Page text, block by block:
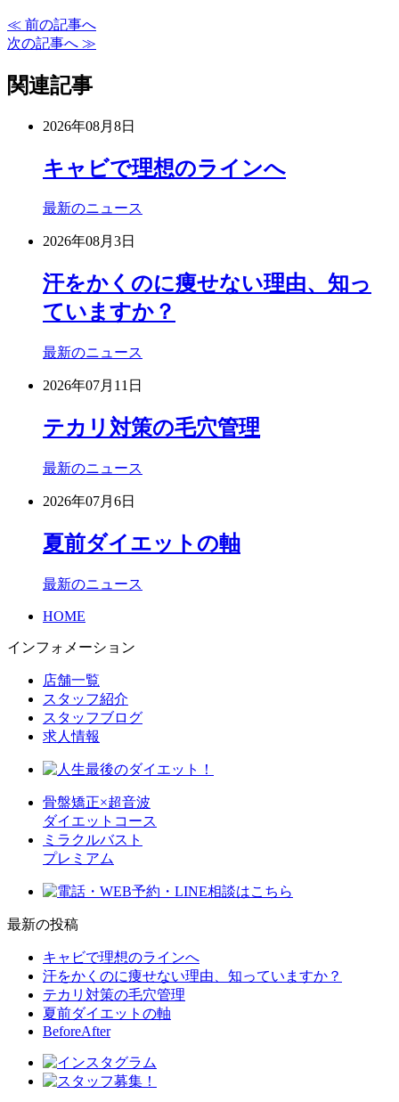
≪ 前の記事へ
次の記事へ ≫
関連記事
2026年08月8日
キャビで理想のラインへ
最新のニュース
2026年08月3日
汗をかくのに痩せない理由、知っ
ていますか？
最新のニュース
2026年07月11日
テカリ対策の毛穴管理
最新のニュース
2026年07月6日
夏前ダイエットの軸
最新のニュース
HOME
インフォメーション
店舗一覧
スタッフ紹介
スタッフブログ
求人情報
骨盤矯正×超音波
ダイエットコース
ミラクルバスト
プレミアム
最新の投稿
キャビで理想のラインへ
汗をかくのに痩せない理由、知っていますか？
テカリ対策の毛穴管理
夏前ダイエットの軸
BeforeAfter